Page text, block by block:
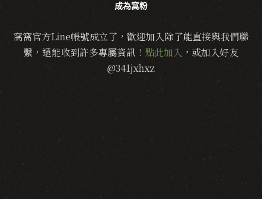
成為窩粉
窩窩官方Line帳號成立了，歡迎加入除了能直接與我們聯
繫，還能收到許多專屬資訊！ 點此加入 ，或加入好友
@341jxhxz